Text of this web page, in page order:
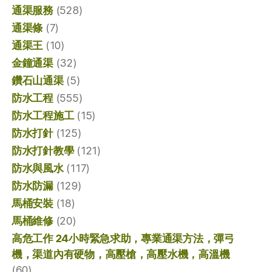
通渠服務(528)
通渠條 (7)
通渠王 (10)
金鐘通渠(32)
鑽石山通渠(5)
防水工程(555)
防水工程施工(15)
防水打針(125)
防水打針教學(121)
防水與風水(117)
防水防漏(129)
馬桶安裝(18)
馬桶維修(20)
高危工作 24小時緊急求助，專業通渠方法，彈弓
機，渠道內有硬物，高壓槍，高壓水機，高溫機